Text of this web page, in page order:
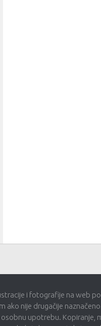
i fotografije na web
nije drugačije
upotrebu. Kopiranje,